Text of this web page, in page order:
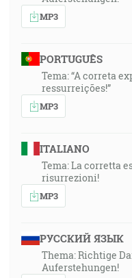
MP3
PORTUGUÊS
Tema: “A correta
ressurreições!”
MP3
ITALIANO
Tema: La corretta
risurrezioni!
MP3
РУССКИЙ ЯЗЫК
Thema: Richtige
Auferstehungen!